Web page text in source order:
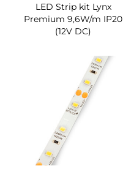
LED Strip kit Lynx
Premium 9,6W/m IP20
(12V DC)